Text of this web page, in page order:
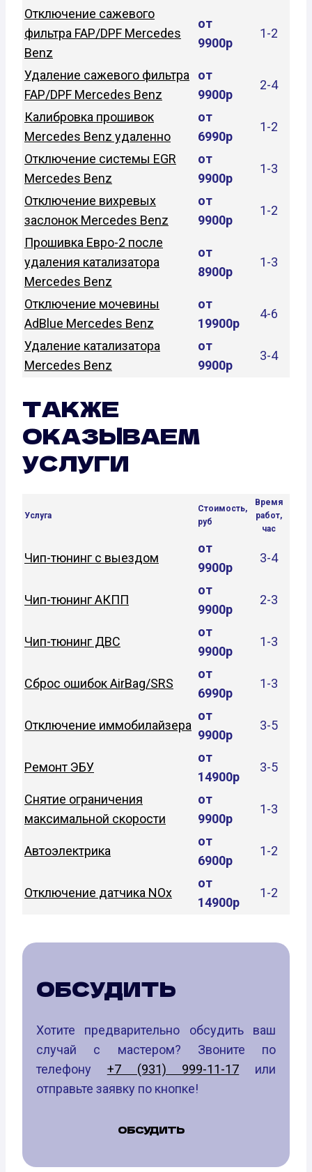
Отключение сажевого
фильтра FAP/DPF Mercedes
Benz
от
9900р
1-2
Удаление сажевого фильтра
FAP/DPF Mercedes Benz
от
9900р
2-4
Калибровка прошивок
Mercedes Benz удаленно
от
6990р
1-2
Отключение системы EGR
Mercedes Benz
от
9900р
1-3
Отключение вихревых
заслонок Mercedes Benz
от
9900р
1-2
Прошивка Евро-2 после
удаления катализатора
Mercedes Benz
от
8900р
1-3
Отключение мочевины
AdBlue Mercedes Benz
от
19900р
4-6
Удаление катализатора
Mercedes Benz
от
9900р
3-4
ТАКЖЕ
ОКАЗЫВАЕМ
УСЛУГИ
Услуга
Стоимость,
руб
Время
работ,
час
Чип-тюнинг с выездом
от
9900р
3-4
Чип-тюнинг АКПП
от
9900р
2-3
Чип-тюнинг ДВС
от
9900р
1-3
Сброс ошибок AirBag/SRS
от
6990р
1-3
Отключение иммобилайзера
от
9900р
3-5
Ремонт ЭБУ
от
14900р
3-5
Снятие ограничения
максимальной скорости
от
9900р
1-3
Автоэлектрика
от
6900р
1-2
Отключение датчика NOx
от
14900р
1-2
ОБСУДИТЬ
Хотите предварительно обсудить ваш
случай с мастером? Звоните по
телефону +7 (931) 999-11-17 или
отправьте заявку по кнопке!
ОБСУДИТЬ